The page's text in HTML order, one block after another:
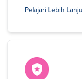
Pelajari Lebih